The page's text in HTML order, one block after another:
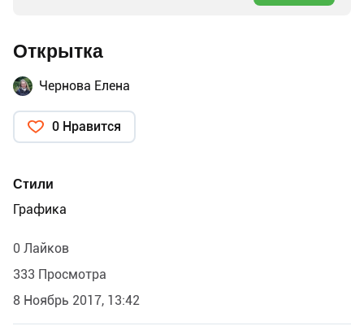
Открытка
Чернова Елена
0 Нравится
Стили
Графика
0 Лайков
333 Просмотра
8 Ноябрь 2017, 13:42